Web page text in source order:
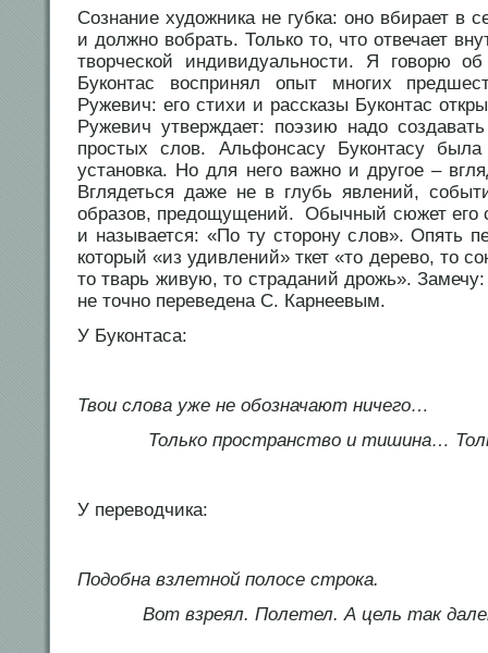
Сознание художника не губка: оно вбирает в
и должно вобрать. Только то, что отвечает
творческой индивидуальности. Я говорю
Буконтас воспринял опыт многих
Ружевич: его стихи и рассказы Буконтас
Ружевич утверждает: поэзию надо
простых слов. Альфонсасу Буконтасу была
установка. Но для него важно и другое –
Вглядеться даже не в глубь явлений,
образов, предощущений. Обычный сюжет его
и называется: «По ту сторону слов». Опять
который «из удивлений» ткет «то дерево, то
то тварь живую, то страданий дрожь». Замечу:
не точно переведена С. Карнеевым.
У Буконтаса:
Твои слова уже не обозначают ничего…
Только пространство и тишина…
У переводчика:
Подобна взлетной полосе строка.
Вот взреял. Полетел. А цель так